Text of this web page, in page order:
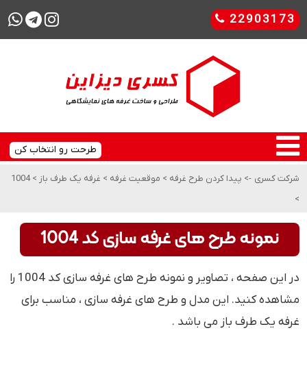
22903173
طرحت رو انتخاب کن
شرکت کسری -> پیدا کردن طرح غرفه > موقعیت غرفه > غرفه یک طرف باز >
1004
>
نمونه طرح های غرفه سازی کد 1004
در این صفحه ، تصاویر و نمونه طرح های غرفه سازی کد 1004 را
مشاهده کنید. این مدل و طرح های غرفه سازی ، مناسب برای
غرفه یک طرف باز می باشد .